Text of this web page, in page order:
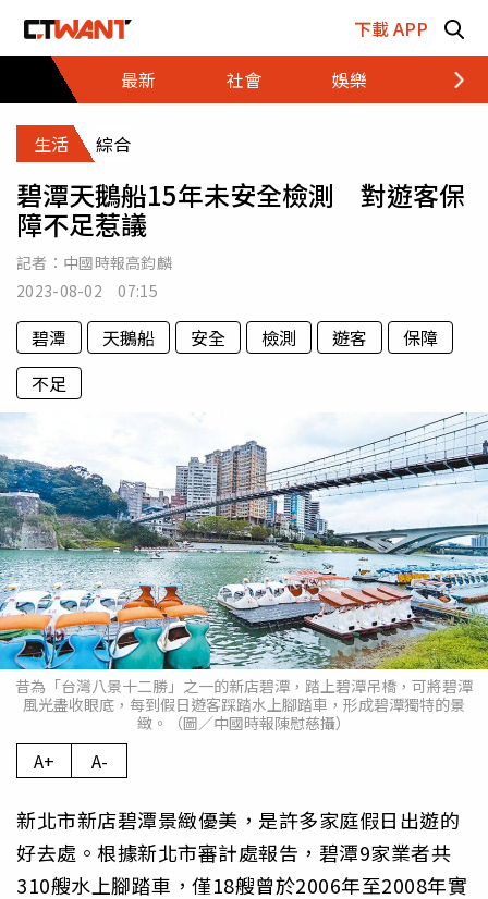
下載 APP
最新
社會 娛樂 財經
生活 綜合
碧潭天鵝船15年未安全檢測 對遊客保
障不足惹議
記者： 中國時報高鈞麟
2023-08-02 07:15
碧潭 天鵝船 安全 檢測 遊客
保障
不足
昔為「台灣八景十二勝」之一的新店碧潭，踏上碧潭吊橋，可將碧潭
風光盡收眼底，每到假日遊客踩踏水上腳踏車，形成碧潭獨特的景
緻。（圖／中國時報陳慰慈攝）
A+ A-
新北市新店碧潭景緻優美，是許多家庭假日出遊的
好去處。根據新北市審計處報告，碧潭9家業者共
310艘水上腳踏車，僅18艘曾於2006年至2008年實